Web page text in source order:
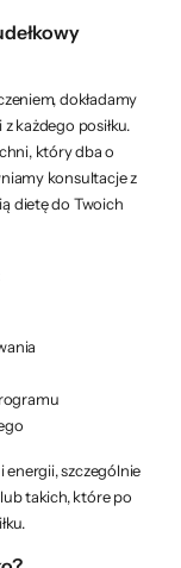
dokładamy
każdego posiłku.
który dba o
konsultacje z
dietę do Twoich
energii, szczególnie
takich, które po